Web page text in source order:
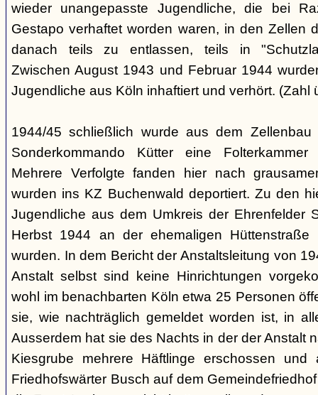
wieder unangepasste Jugendliche, die bei
Gestapo verhaftet worden waren, in den Zellen
danach teils zu entlassen, teils in
Zwischen August 1943 und Februar 1944
Jugendliche aus Köln inhaftiert und verhört. (Zahl
1944/45 schließlich wurde aus dem
Sonderkommando Kütter eine
Mehrere Verfolgte fanden hier nach
wurden ins KZ Buchenwald deportiert. Zu den
Jugendliche aus dem Umkreis der Ehrenfelder
Herbst 1944 an der ehemaligen Hüttenstraße
wurden. In dem Bericht der Anstaltsleitung von
Anstalt selbst sind keine Hinrichtungen
wohl im benachbarten Köln etwa 25 Personen
sie, wie nachträglich gemeldet worden ist, in
Ausserdem hat sie des Nachts in der der Anstalt
Kiesgrube mehrere Häftlinge erschossen und
Friedhofswärter Busch auf dem